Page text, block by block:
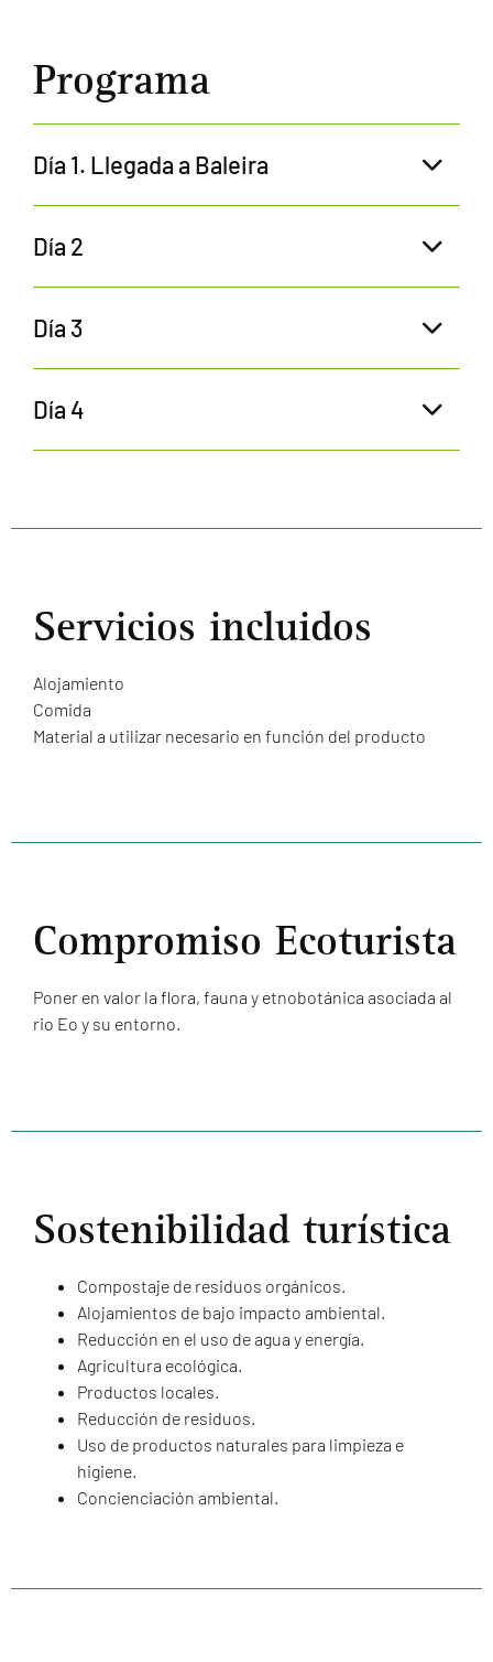
Programa
Día 1. Llegada a Baleira
Día 2
Día 3
Día 4
Servicios incluidos
Alojamiento
Comida
Material a utilizar necesario en función del producto
Compromiso Ecoturista
Poner en valor la flora, fauna y etnobotánica asociada al
rio Eo y su entorno.
Sostenibilidad turística
Compostaje de residuos orgánicos.
Alojamientos de bajo impacto ambiental.
Reducción en el uso de agua y energía.
Agricultura ecológica.
Productos locales.
Reducción de residuos.
Uso de productos naturales para limpieza e
higiene.
Concienciación ambiental.